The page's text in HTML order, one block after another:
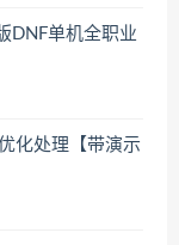
DNF单机全职业
化处理【带演示